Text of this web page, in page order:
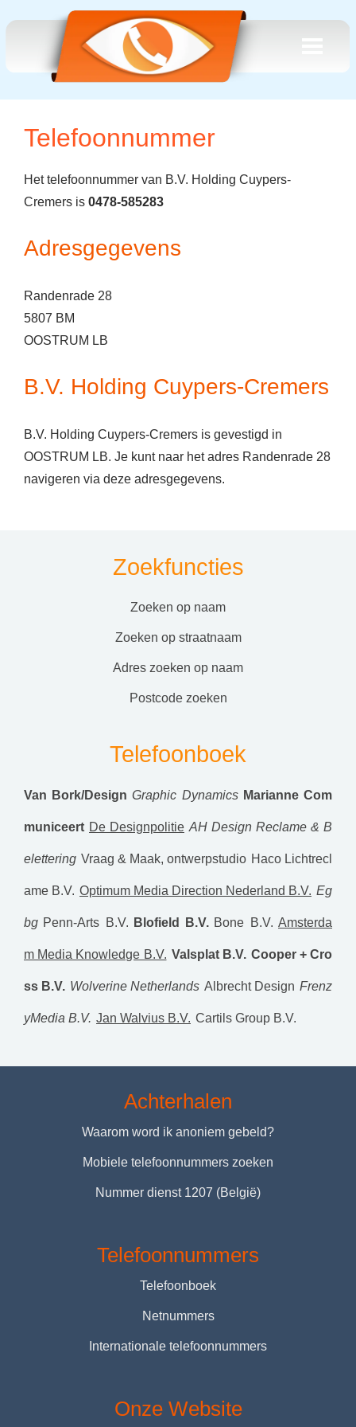
Telefoonnummer
Het telefoonnummer van B.V. Holding Cuypers-
Cremers is 0478-585283
Adresgegevens
Randenrade 28
5807 BM
OOSTRUM LB
B.V. Holding Cuypers-Cremers
B.V. Holding Cuypers-Cremers is gevestigd in
OOSTRUM LB. Je kunt naar het adres Randenrade 28
navigeren via deze adresgegevens.
Zoekfuncties
zoeken op naam
zoeken op straatnaam
adres zoeken op naam
postcode zoeken
Telefoonboek
Van Bork/Design Graphic Dynamics Marianne Com
municeert De Designpolitie AH Design Reclame & B
elettering Vraag & Maak, ontwerpstudio Haco Lichtrecl
ame B.V. Optimum Media Direction Nederland B.V. Eg
bg Penn-Arts B.V. Blofield B.V. Bone B.V. Amsterda
m Media Knowledge B.V. Valsplat B.V. Cooper + Cro
ss B.V. Wolverine Netherlands Albrecht Design Frenz
yMedia B.V. Jan Walvius B.V. Cartils Group B.V.
Achterhalen
Waarom word ik anoniem gebeld?
Mobiele telefoonnummers zoeken
Nummer dienst 1207 (België)
Telefoonnummers
Telefoonboek
Netnummers
Internationale telefoonnummers
Onze Website